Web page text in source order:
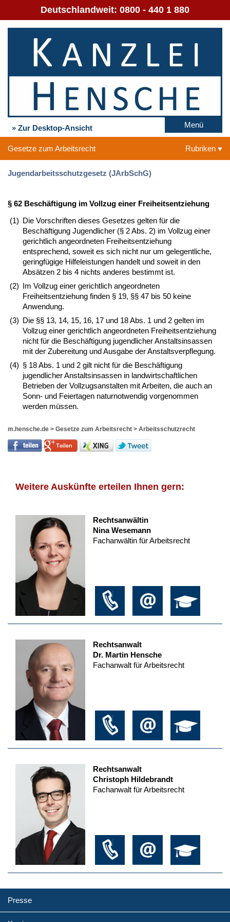
Deutschlandweit: 0800 - 440 1 880
» Zur Desktop-Ansicht Menü
Gesetze zum Arbeitsrecht Rubriken
Jugendarbeitsschutzgesetz (JArbSchG)
§ 62 Beschäftigung im Vollzug einer Freiheitsentziehung
(1) Die Vorschriften dieses Gesetzes gelten für die
Beschäftigung Jugendlicher (§ 2 Abs. 2) im Vollzug einer
gerichtlich angeordneten Freiheitsentziehung
entsprechend, soweit es sich nicht nur um gelegentliche,
geringfügige Hilfeleistungen handelt und soweit in den
Absätzen 2 bis 4 nichts anderes bestimmt ist.
(2) Im Vollzug einer gerichtlich angeordneten
Freiheitsentziehung finden § 19, §§ 47 bis 50 keine
Anwendung.
(3) Die §§ 13, 14, 15, 16, 17 und 18 Abs. 1 und 2 gelten im
Vollzug einer gerichtlich angeordneten Freiheitsentziehung
nicht für die Beschäftigung jugendlicher Anstaltsinsassen
mit der Zubereitung und Ausgabe der Anstaltsverpflegung.
(4) § 18 Abs. 1 und 2 gilt nicht für die Beschäftigung
jugendlicher Anstaltsinsassen in landwirtschaftlichen
Betrieben der Vollzugsanstalten mit Arbeiten, die auch an
Sonn- und Feiertagen naturnotwendig vorgenommen
werden müssen.
m.hensche.de > Gesetze zum Arbeitsrecht > Arbeitsschutzrecht
Weitere Auskünfte erteilen Ihnen gern:
Rechtsanwältin
Nina Wesemann
Fachanwältin für Arbeitsrecht
Rechtsanwalt
Dr. Martin Hensche
Fachanwalt für Arbeitsrecht
Rechtsanwalt
Christoph Hildebrandt
Fachanwalt für Arbeitsrecht
Presse